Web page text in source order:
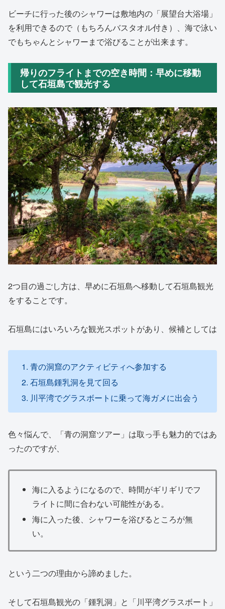
ビーチに行った後のシャワーは敷地内の「展望台大浴場」
を利用できるので（もちろんバスタオル付き）、海で泳い
でもちゃんとシャワーまで浴びることが出来ます。
帰りのフライトまでの空き時間：早めに移動
して石垣島で観光する
2つ目の過ごし方は、早めに石垣島へ移動して石垣島観光
をすることです。
石垣島にはいろいろな観光スポットがあり、候補としては
青の洞窟のアクティビティへ参加する
石垣島鍾乳洞を見て回る
川平湾でグラスボートに乗って海ガメに出会う
色々悩んで、「青の洞窟ツアー」は取っ手も魅力的ではあ
ったのですが、
海に入るようになるので、時間がギリギリでフ
ライトに間に合わない可能性がある。
海に入った後、シャワーを浴びるところが無
い。
という二つの理由から諦めました。
そして石垣島観光の「鍾乳洞」と「川平湾グラスボート」